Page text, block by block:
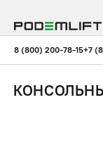
8 (800) 200-78-15+7